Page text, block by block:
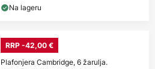
Na lageru
RRP -42,00 €
Plafonjera Cambridge, 6 žarulja.